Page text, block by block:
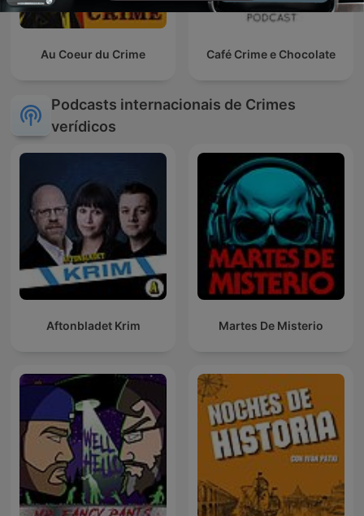
Au Coeur du Crime Café Crime e Chocolate
Podcasts internacionais de Crimes
verídicos
Aftonbladet Krim Martes De Misterio